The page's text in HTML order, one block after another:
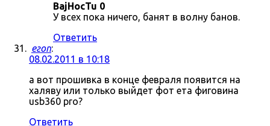
BajHocTu 0
У всех пока ничего, банят в волну банов.
Ответить
егоп:
08.02.2011 в 10:18
а вот прошивка в конце февраля появится на
халяву или только выйдет фот ета фиговина
usb360 pro?
Ответить